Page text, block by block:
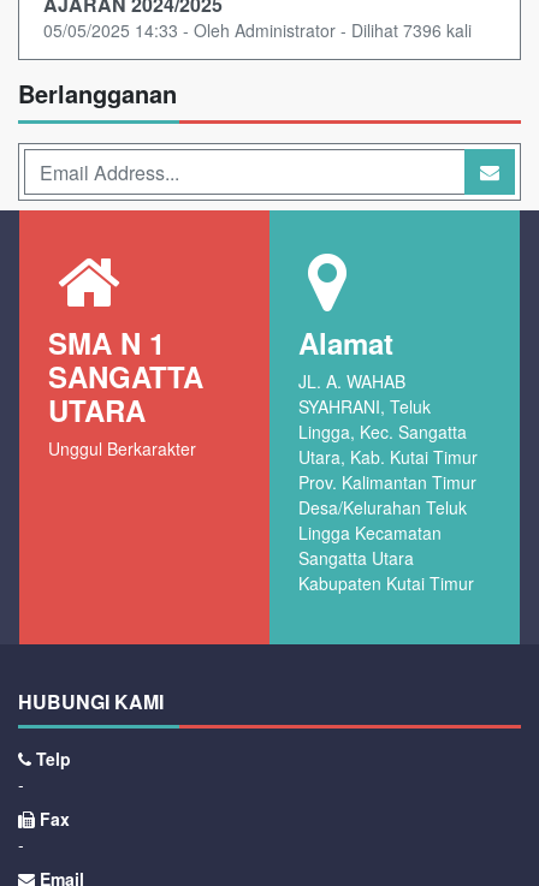
05/05/2025 14:33 - Oleh Administrator - Dilihat 7396 kali
Berlangganan
SMA N 1
SANGATTA
UTARA
Unggul Berkarakter
Alamat
JL. A. WAHAB
SYAHRANI, Teluk
Lingga, Kec. Sangatta
Utara, Kab. Kutai Timur
Prov. Kalimantan Timur
Desa/Kelurahan Teluk
Lingga Kecamatan
Sangatta Utara
Kabupaten Kutai Timur
HUBUNGI KAMI
Telp
-
Fax
-
Email